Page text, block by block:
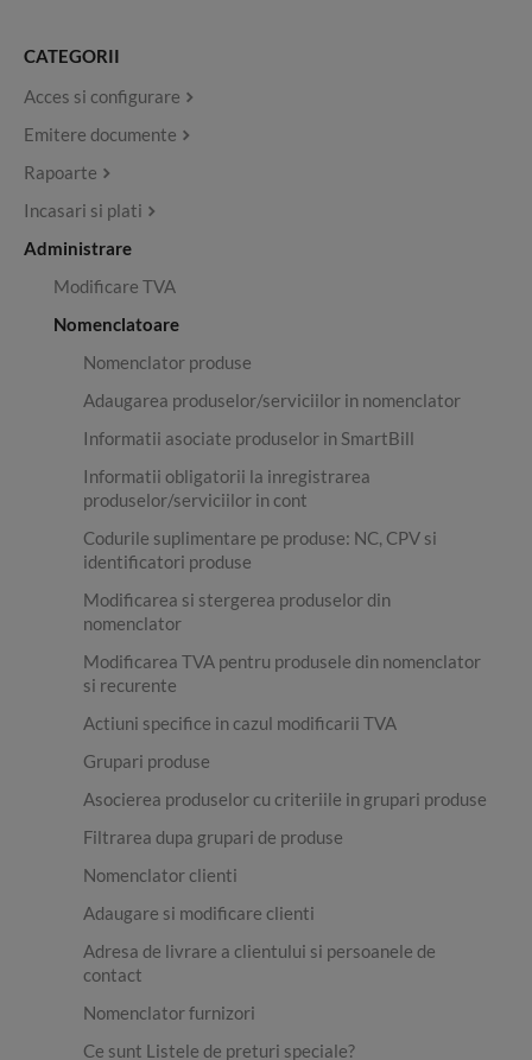
CATEGORII
Acces si configurare
Emitere documente
Rapoarte
Incasari si plati
Administrare
Modificare TVA
Nomenclatoare
Nomenclator produse
Adaugarea produselor/serviciilor in nomenclator
Informatii asociate produselor in SmartBill
Informatii obligatorii la inregistrarea
produselor/serviciilor in cont
Codurile suplimentare pe produse: NC, CPV si
identificatori produse
Modificarea si stergerea produselor din
nomenclator
Modificarea TVA pentru produsele din nomenclator
si recurente
Actiuni specifice in cazul modificarii TVA
Grupari produse
Asocierea produselor cu criteriile in grupari produse
Filtrarea dupa grupari de produse
Nomenclator clienti
Adaugare si modificare clienti
Adresa de livrare a clientului si persoanele de
contact
Nomenclator furnizori
Ce sunt Listele de preturi speciale?